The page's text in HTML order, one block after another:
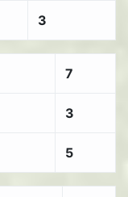
3
7
3
5